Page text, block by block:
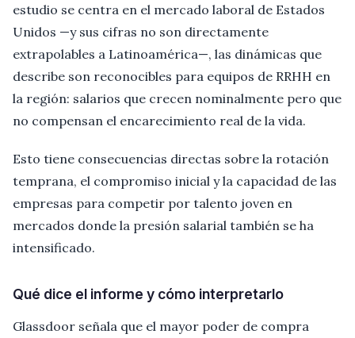
estudio se centra en el mercado laboral de Estados
Unidos —y sus cifras no son directamente
extrapolables a Latinoamérica—, las dinámicas que
describe son reconocibles para equipos de RRHH en
la región: salarios que crecen nominalmente pero que
no compensan el encarecimiento real de la vida.
Esto tiene consecuencias directas sobre la rotación
temprana, el compromiso inicial y la capacidad de las
empresas para competir por talento joven en
mercados donde la presión salarial también se ha
intensificado.
Qué dice el informe y cómo interpretarlo
Glassdoor señala que el mayor poder de compra